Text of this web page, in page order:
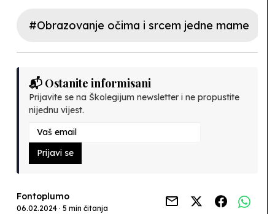
#Obrazovanje očima i srcem jedne mame
📬 Ostanite informisani
Prijavite se na Školegijum newsletter i ne propustite
nijednu vijest.
Prijavi se
Fontoplumo
06.02.2024 · 5 min čitanja